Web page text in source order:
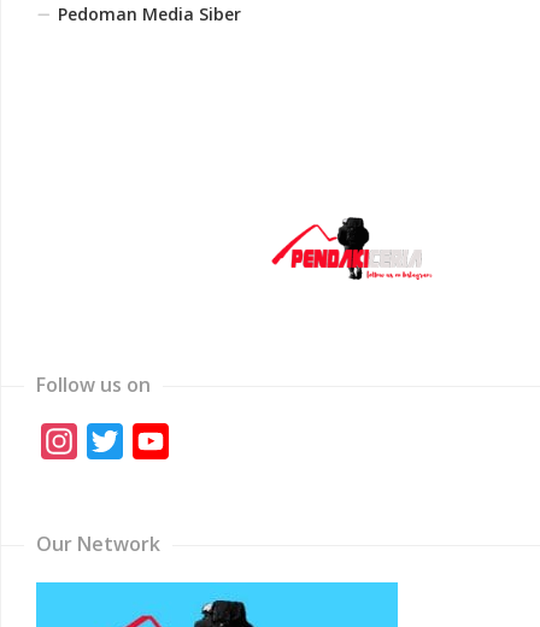
Pedoman Media Siber
Follow us on
Instagram
Twitter
Our Network